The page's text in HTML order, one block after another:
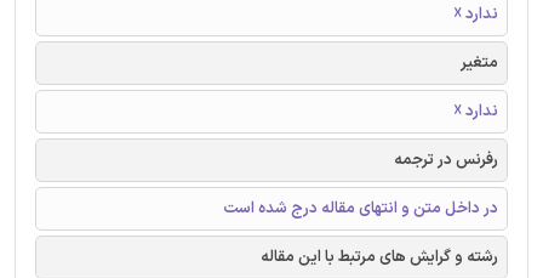
ندارد ☓
متغیر
ندارد ☓
رفرنس در ترجمه
در داخل متن و انتهای مقاله درج شده است
رشته و گرایش های مرتبط با این مقاله